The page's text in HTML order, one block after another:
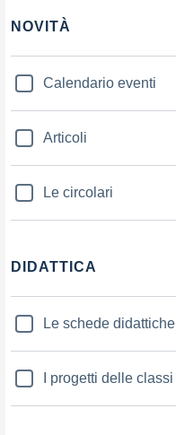
NOVITÀ
Calendario eventi
Articoli
Le circolari
DIDATTICA
Le schede didattiche
I progetti delle classi